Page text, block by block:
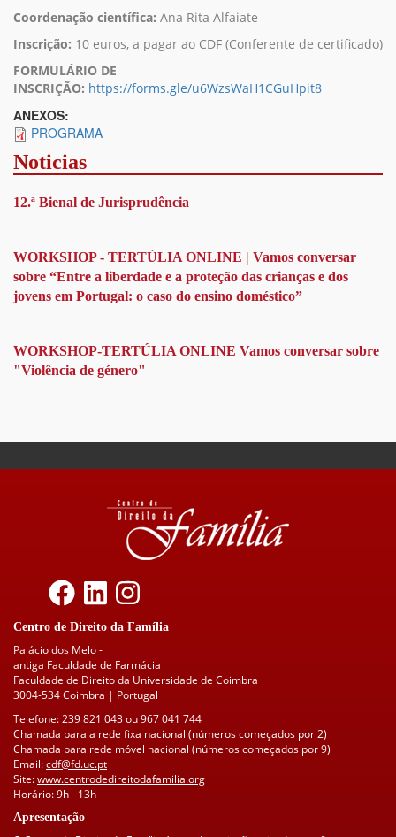
Coordenação científica: Ana Rita Alfaiate
Inscrição: 10 euros, a pagar ao CDF (Conferente de certificado)
FORMULÁRIO DE
INSCRIÇÃO: https://forms.gle/u6WzsWaH1CGuHpit8
ANEXOS:
PROGRAMA
Noticias
12.ª Bienal de Jurisprudência
WORKSHOP - TERTÚLIA ONLINE | Vamos conversar
sobre “Entre a liberdade e a proteção das crianças e dos
jovens em Portugal: o caso do ensino doméstico”
WORKSHOP-TERTÚLIA ONLINE Vamos conversar sobre
"Violência de género"
Centro de Direito da Família
Palácio dos Melo -
antiga Faculdade de Farmácia
Faculdade de Direito da Universidade de Coimbra
3004-534 Coimbra | Portugal
Telefone: 239 821 043 ou 967 041 744
Chamada para a rede fixa nacional (números começados por 2)
Chamada para rede móvel nacional (números começados por 9)
Email:cdf@fd.uc.pt
Site:www.centrodedireitodafamilia.org
Horário: 9h - 13h
Apresentação